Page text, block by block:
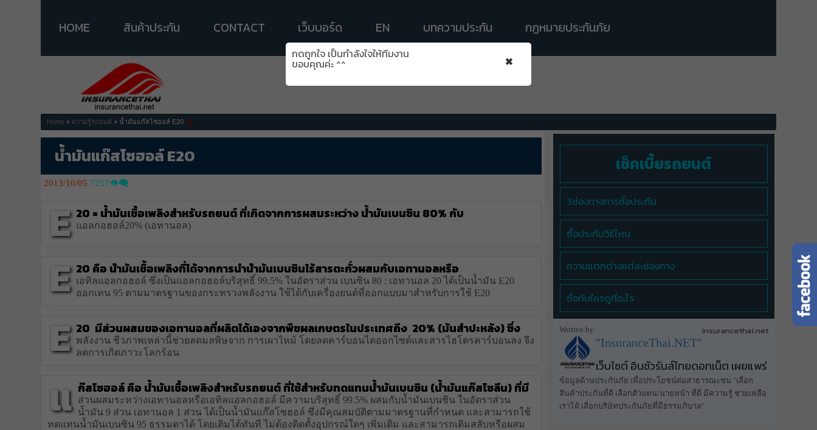
HOME สินค้าประกัน CONTACT เว็บบอร์ด EN บทความประกัน กฏหมายประกันภัย
Home » ความรู้รถยนต์ » น้ำมันแก๊สโซฮอล์ E20
น้ำมันแก๊สโซฮอล์ E20
2013/10/05 7257👁️‍🗨️
E 20 = น้ำมันเชื้อเพลิงสำหรับรถยนต์ ที่เกิดจากการผสมระหว่าง น้ำมันเบนซิน 80% กับ
แอลกอฮอล์20% (เอทานอล)
E 20 คือ น้ำมันเชื้อเพลิงที่ได้จากการนำน้ำมันเบนซินไร้สารตะกั่วผสมกับเอทานอลหรือ
เอทิลแอลกอฮอล์ ซึ่งเป็นแอลกอฮอล์บริสุทธิ์ 99.5% ในอัตราส่วน เบนซิน 80 : เอทานอล 20 ได้เป็นน้ำมัน E20
ออกเทน 95 ตามมาตรฐานของกระทรวงพลังงาน ใช้ได้กับเครื่องยนต์ที่ออกแบบมาสำหรับการใช้ E20
E 20 มีส่วนผสมของเอทานอลที่ผลิตได้เองจากพืชผลเกษตรในประเทศถึง 20% (มันสำปะหลัง) ซึ่ง
พลังงาน ชีวภาพเหล่านี้ช่วยลดมลพิษจาก การเผาไหม้ โดยลดคาร์บอนไดออกไซด์และสารไฮโดรคาร์บอนลง จึง
ลดการเกิดภาวะโลกร้อน
แ ก๊สโซฮอล์ คือ น้ำมันเชื้อเพลิงสำหรับรถยนต์ ที่ใช้สำหรับทดแทนน้ำมันเบนซิน (น้ำมันแก๊สโซลีน) ที่มี
ส่วนผสมระหว่างเอทานอลหรือเอทิลแอลกอฮอล์ มีความบริสุทธิ์ 99.5% ผสมกับน้ำมันเบนซิน ในอัตราส่วน
น้ำมัน 9 ส่วน เอทานอล 1 ส่วน ได้เป็นน้ำมันแก๊สโซฮอล์ ซึ่งมีคุณสมบัติตามมาตรฐานที่กำหนด และสามารถใช้
ทดแทนน้ำมันเบนซิน 95 ธรรมดาได้ โดยเติมได้ทันที ไม่ต้องติดตั้งอุปกรณ์ใดๆ เพิ่มเติม และสามารถเติมสลับหรือผสม
กดถูกใจ เป็นกำลังใจให้ทีมงาน
ขอบคุณค่ะ ^^ ×
เช็คเบี้ยรถยนต์
3ช่องทางการซื้อประกัน
ซื้อประกันวิธีไหน
ความแตกต่างแต่ละช่องทาง
ซื้อกับใครดูที่อะไร
Written by: insurancethai.net
"InsuranceThai.NET"
เว็บไซต์ อินชัวรันส์ไทยดอทเน็ต เผยแพร่
ข้อมูลด้านประกันภัย เพื่อประโยชน์ต่อสาธารณะชน "เลือก
สินค้าประกันที่ดี เลือกตัวแทน/นายหน้า ที่ดี มีความรู้ ช่วยเหลือ
เราได้ เลือกบริษัทประกันภัยที่มีธรรมภิบาล"